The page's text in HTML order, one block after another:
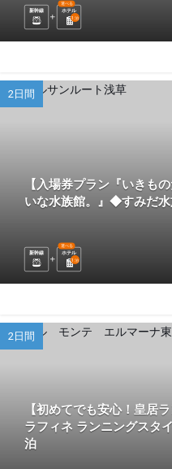
新幹線 ホテル
選べる
1 泊
2日間
【入場券プラン『いきも
いな水族館。』◆すみだ
新幹線 ホテル
選べる
1 泊
2日間
【初めてでも安心！皇居
ラフィネ ランニングスタ
泊